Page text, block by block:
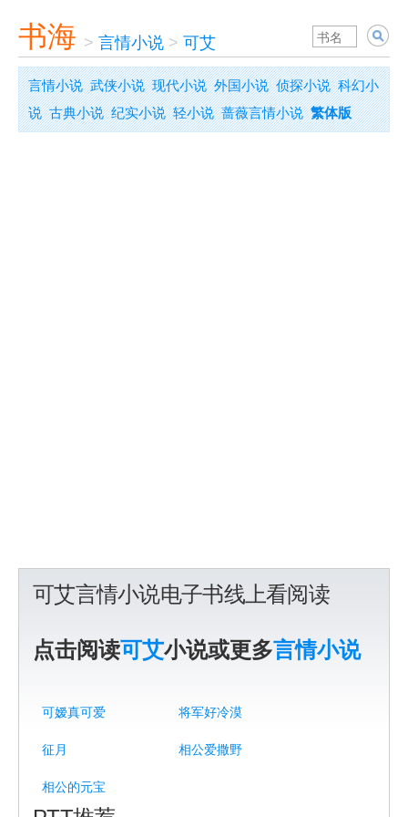
书海 > 言情小说 > 可艾
言情小说 武侠小说 现代小说 外国小说 侦探小说 科幻小
说 古典小说 纪实小说 轻小说 蔷薇言情小说 繁体版
可艾言情小说电子书线上看阅读
点击阅读可艾小说或更多言情小说
可嫒真可爱 将军好冷漠
征月 相公爱撒野
相公的元宝